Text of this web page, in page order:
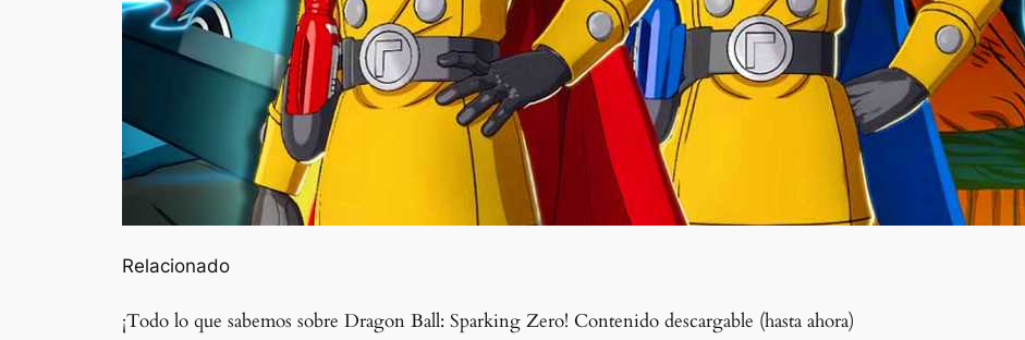
Relacionado
¡Todo lo que sabemos sobre Dragon Ball: Sparking Zero! Contenido descargable (hasta ahora)